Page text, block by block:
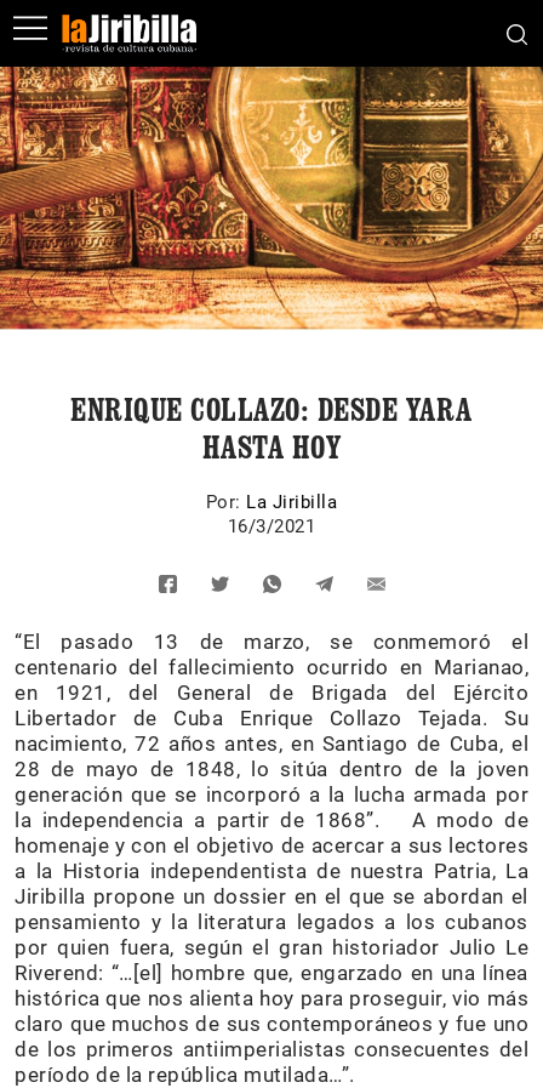
ENRIQUE COLLAZO: DESDE YARA
HASTA HOY
Por: La Jiribilla
16/3/2021
“El pasado 13 de marzo, se conmemoró el
centenario del fallecimiento ocurrido en Marianao,
en 1921, del General de Brigada del Ejército
Libertador de Cuba Enrique Collazo Tejada. Su
nacimiento, 72 años antes, en Santiago de Cuba, el
28 de mayo de 1848, lo sitúa dentro de la joven
generación que se incorporó a la lucha armada por
la independencia a partir de 1868”. A modo de
homenaje y con el objetivo de acercar a sus lectores
a la Historia independentista de nuestra Patria, La
Jiribilla propone un dossier en el que se abordan el
pensamiento y la literatura legados a los cubanos
por quien fuera, según el gran historiador Julio Le
Riverend: “…[el] hombre que, engarzado en una línea
histórica que nos alienta hoy para proseguir, vio más
claro que muchos de sus contemporáneos y fue uno
de los primeros antiimperialistas consecuentes del
período de la república mutilada…”.